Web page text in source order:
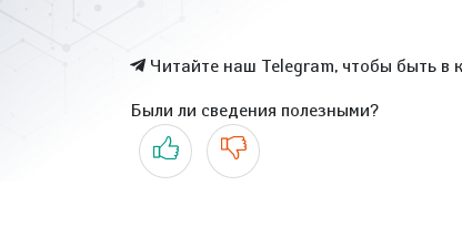
Читайте наш Telegram, чтобы быть в
Были ли сведения полезными?
Да Нет